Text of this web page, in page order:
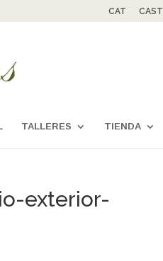
CAT CAST
TALLERES TIENDA
exterior-